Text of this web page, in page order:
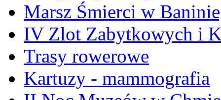
Marsz Śmierci w
IV Zlot Zabytkowych i
Trasy rowerowe
Kartuzy - mammografia